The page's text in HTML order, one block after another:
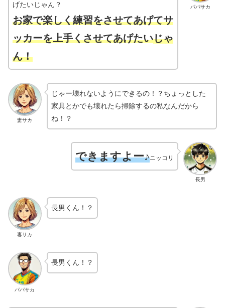
パパサカ
げたいじゃん？
お家で楽しく練習をさせてあげてサ
ッカーを上手くさせてあげたいじゃ
ん！
妻サカ
じゃー壊れないようにできるの！？ちょっとした
家具とかでも壊れたら掃除するの私なんだから
ね！？
長男
できますよー♪ニッコリ
妻サカ
長男くん！？
パパサカ
長男くん！？